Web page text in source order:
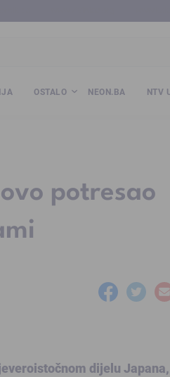
OSTALO NEON.BA NTV
potresao
dijelu